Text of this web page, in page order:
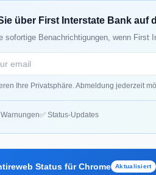
über First Interstate Bank auf
sofortige Benachrichtigungen, wenn First
Ihre Privatsphäre. Abmeldung jederzeit
✅ Status-Updates
Status für Chrome Aktualisiert